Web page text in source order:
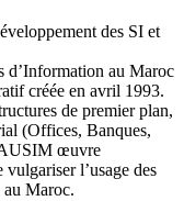
des SI et
d’Information au Maroc
créée en avril 1993.
de premier plan,
(Offices, Banques,
œuvre
l’usage des
Maroc.